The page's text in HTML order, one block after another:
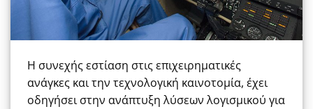
Η συνεχής εστίαση στις επιχειρηματικές
ανάγκες και την τεχνολογική καινοτομία, έχει
οδηγήσει στην ανάπτυξη λύσεων λογισμικού για